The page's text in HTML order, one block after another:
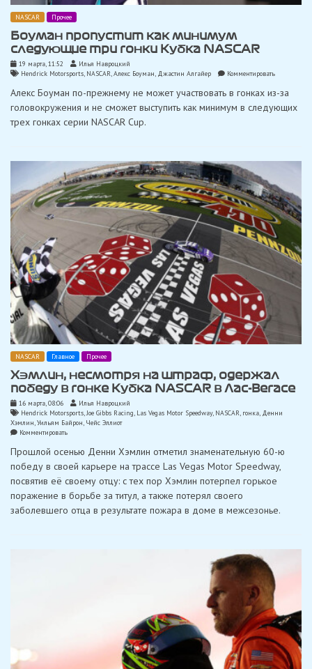
NASCAR Прочее
Боуман пропустит как минимум
следующие три гонки Кубка NASCAR
19 марта, 11:52
Илья Навроцкий
Hendrick Motorsports, NASCAR,Алекс Боуман, Джастин Алгайер Комментироватьon
пропустит
минимум
NASCAR
Алекс Боуман по-прежнему не может участвовать в гонках из-за
головокружения и не сможет выступить как минимум в следующих
трех гонках серии NASCAR Cup.
NASCAR Главное Прочее
Хэмлин, несмотря на штраф, одержал
победу в гонке Кубка NASCAR в Лас-Вегасе
16 марта, 08:06
Илья Навроцкий
Hendrick Motorsports Joe Gibbs Racing Las Vegas Motor Speedway, NASCAR гонка Денни
Хэмлин Уильям Байрон Чейс Эллиот
Комментироватьon
несмотря
штраф,
одержал
в
гонке
Прошлой осенью Денни Хэмлин отметил знаменательную 60-ю
победу в своей карьере на трассе Las Vegas Motor Speedway,
посвятив её своему отцу: с тех пор Хэмлин потерпел горькое
поражение в борьбе за титул, а также потерял своего
заболевшего отца в результате пожара в доме в межсезонье.